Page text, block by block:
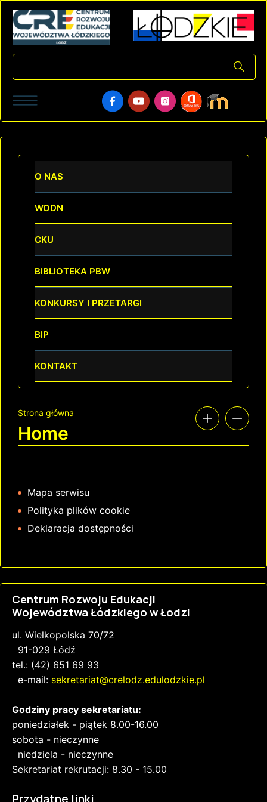
O NAS
WODN
CKU
BIBLIOTEKA PBW
KONKURSY I PRZETARGI
BIP
KONTAKT
Strona główna
Home
Mapa serwisu
Polityka plików cookie
Deklaracja dostępności
Centrum Rozwoju Edukacji
Województwa Łódzkiego w Łodzi
ul. Wielkopolska 70/72
91-029 Łódź
tel.: (42) 651 69 93
e-mail: sekretariat@crelodz.edulodzkie.pl
Godziny pracy sekretariatu:
poniedziałek - piątek 8.00-16.00
sobota - nieczynne
niedziela - nieczynne
Sekretariat rekrutacji: 8.30 - 15.00